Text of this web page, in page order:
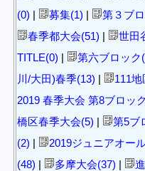
(0) | 募集(1) | 第３ブ
春季都大会(51) | 世田
TITLE(0) | 第六ブロック
川/大田)春季(13) | 111
2019 春季大会 第8ブロッ
橋区春季大会(5) | 第5ブ
(2) | 2019ジュニアオー
(48) | 多摩大会(37) |